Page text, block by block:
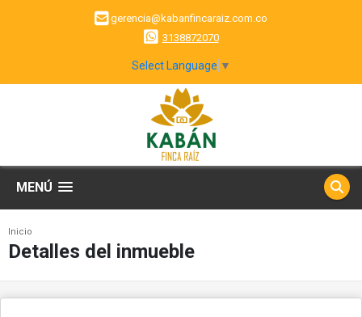
gerencia@kabanfincaraiz.com.co
3138872070
Select Language ▼
MENÚ
Inicio
Detalles del inmueble